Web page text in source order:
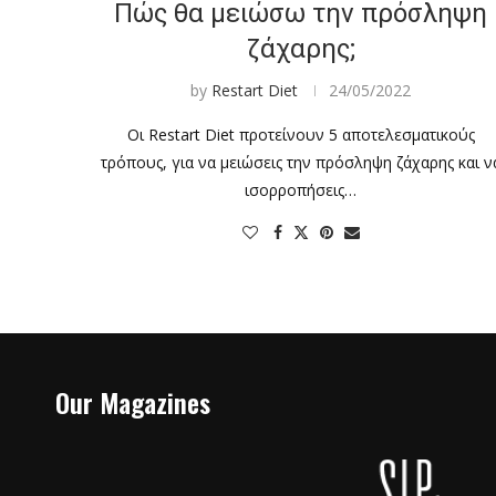
Πώς θα μειώσω την πρόσληψη
ζάχαρης;
by Restart Diet 24/05/2022
Οι Restart Diet προτείνουν 5 αποτελεσματικούς
τρόπους, για να μειώσεις την πρόσληψη ζάχαρης και
ισορροπήσεις…
Our Magazines